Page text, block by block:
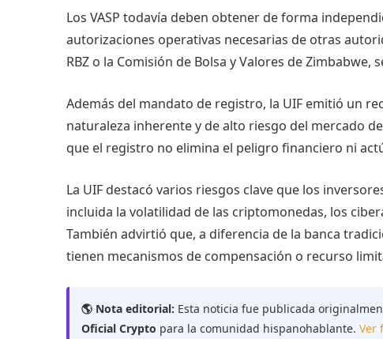
Los VASP todavía deben obtener de forma
autorizaciones operativas necesarias de otras
RBZ o la Comisión de Bolsa y Valores de Zimbabwe,
Además del mandato de registro, la UIF emitió un
naturaleza inherente y de alto riesgo del mercado
que el registro no elimina el peligro financiero ni
La UIF destacó varios riesgos clave que los
incluida la volatilidad de las criptomonedas, los
También advirtió que, a diferencia de la banca
tienen mecanismos de compensación o recurso
🌎 Nota editorial: Esta noticia fue publicada
Oficial Crypto para la comunidad hispanohablante.Ver